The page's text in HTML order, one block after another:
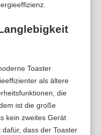
Toaster
als ältere
die
ist die große
kein zweites Gerät
dass der Toaster